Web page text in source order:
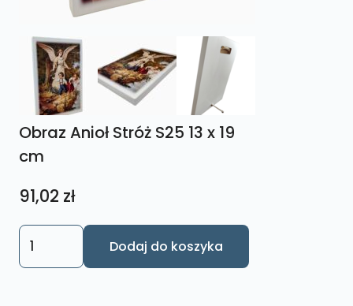
Obraz Anioł Stróż S25 13 x 19
cm
91,02 zł
ilość
Obraz
Dodaj do koszyka